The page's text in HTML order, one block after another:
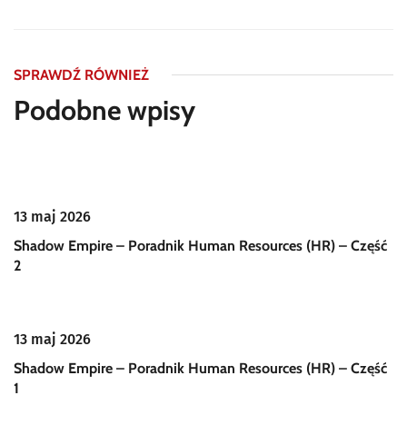
SPRAWDŹ RÓWNIEŻ
Podobne wpisy
13 maj 2026
Shadow Empire – Poradnik Human Resources (HR) – Część
2
13 maj 2026
Shadow Empire – Poradnik Human Resources (HR) – Część
1